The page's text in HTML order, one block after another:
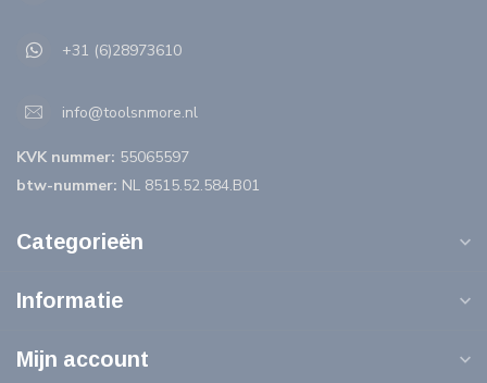
+31 (6)28973610
info@toolsnmore.nl
KVK nummer: 55065597
btw-nummer: NL 8515.52.584.B01
Categorieën
Informatie
Mijn account